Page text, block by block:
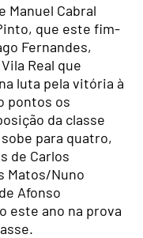
Manuel Cabral
que este fim-
Fernandes,
Real que
luta pela vitória à
pontos os
da classe
sobe para quatro,
de Carlos
Matos/Nuno
Afonso
este ano na prova